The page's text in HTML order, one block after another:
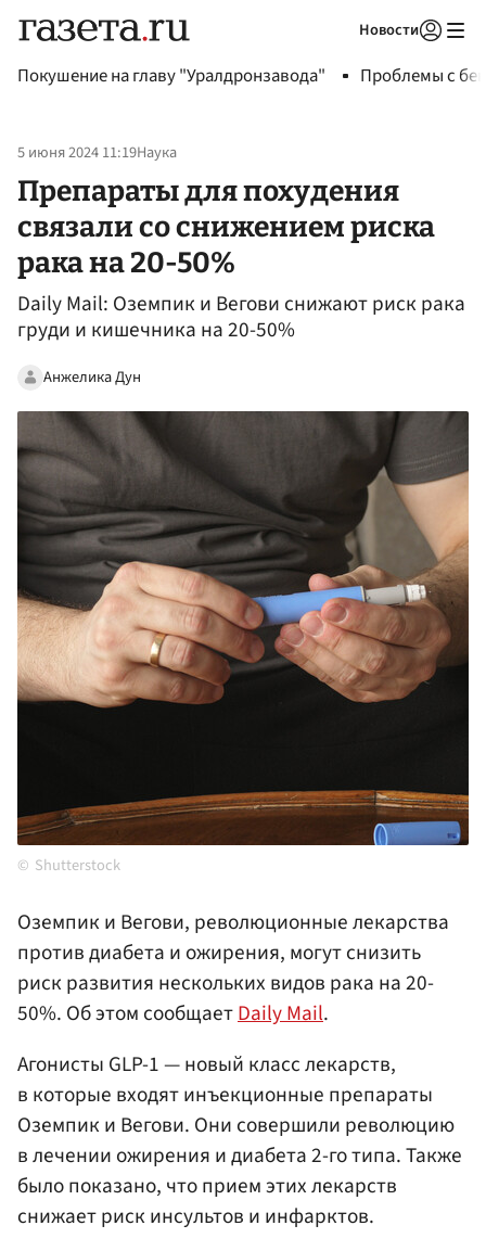
Новости
Покушение на главу "Уралдронзавода" Проблемы с
5 июня 2024 11:19Наука
Препараты для похудения
связали со снижением риска
рака на 20-50%
Daily Mail: Оземпик и Вегови снижают риск рака
груди и кишечника на 20-50%
Анжелика Дун
Shutterstock
Оземпик и Вегови, революционные лекарства
против диабета и ожирения, могут снизить
риск развития нескольких видов рака на 20-
50%. Об этом сообщаетDaily Mail.
Агонисты GLP-1 — новый класс лекарств,
в которые входят инъекционные препараты
Оземпик и Вегови. Они совершили революцию
в лечении ожирения и диабета 2-го типа. Также
было показано, что прием этих лекарств
снижает риск инсультов и инфарктов.